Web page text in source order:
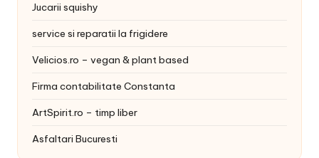
Jucarii squishy
service si reparatii la frigidere
Velicios.ro – vegan & plant based
Firma contabilitate Constanta
ArtSpirit.ro – timp liber
Asfaltari Bucuresti